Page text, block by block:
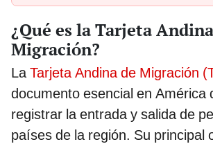
¿Qué es la Tarjeta
Migración?
LaTarjeta Andina de Migración
documento esencial en América
registrar la entrada y salida de
países de la región. Su principal